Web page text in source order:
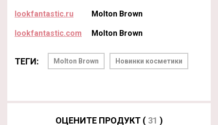
lookfantastic.ru Molton Brown
lookfantastic.com Molton Brown
ТЕГИ: Molton Brown Новинки косметики
ОЦЕНИТЕ ПРОДУКТ ( 31 )